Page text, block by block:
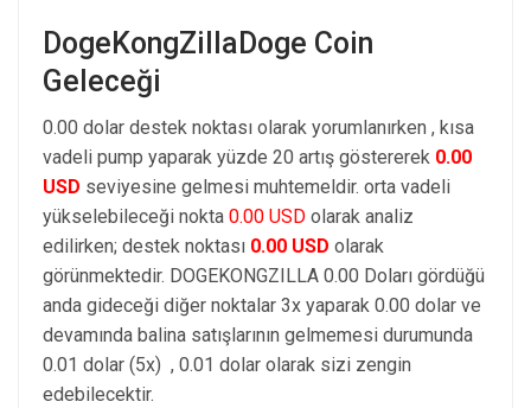
DogeKongZillaDoge Coin
Geleceği
0.00 dolar destek noktası olarak yorumlanırken , kısa
vadeli pump yaparak yüzde 20 artış göstererek 0.00
USD seviyesine gelmesi muhtemeldir. orta vadeli
yükselebileceği nokta 0.00 USD olarak analiz
edilirken; destek noktası 0.00 USD olarak
görünmektedir. DOGEKONGZILLA 0.00 Doları gördüğü
anda gideceği diğer noktalar 3x yaparak 0.00 dolar ve
devamında balina satışlarının gelmemesi durumunda
0.01 dolar (5x) , 0.01 dolar olarak sizi zengin
edebilecektir.